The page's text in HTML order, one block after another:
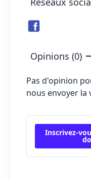
Opinions (0)
Pas d'opinion
nous envoyer la
Inscrivez-